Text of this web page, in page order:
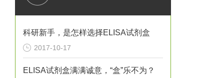
科研新手，是怎样选择ELISA试剂盒
2017-10-17
ELISA试剂盒满满诚意，“盒”乐不为？